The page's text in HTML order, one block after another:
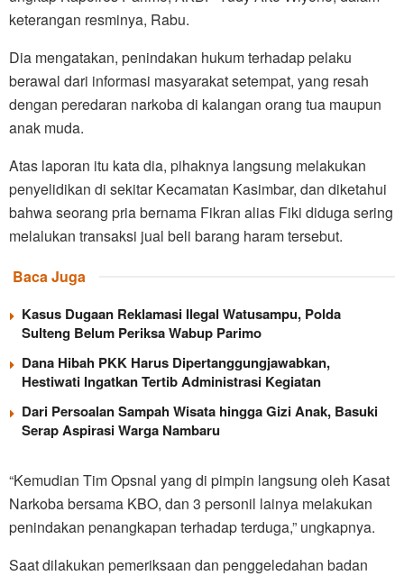
keterangan resminya, Rabu.
Dia mengatakan, penindakan hukum terhadap pelaku
berawal dari informasi masyarakat setempat, yang resah
dengan peredaran narkoba di kalangan orang tua maupun
anak muda.
Atas laporan itu kata dia, pihaknya langsung melakukan
penyelidikan di sekitar Kecamatan Kasimbar, dan diketahui
bahwa seorang pria bernama Fikran alias Fiki diduga sering
melalukan transaksi jual beli barang haram tersebut.
Baca Juga
Kasus Dugaan Reklamasi Ilegal Watusampu, Polda
Sulteng Belum Periksa Wabup Parimo
Dana Hibah PKK Harus Dipertanggungjawabkan,
Hestiwati Ingatkan Tertib Administrasi Kegiatan
Dari Persoalan Sampah Wisata hingga Gizi Anak, Basuki
Serap Aspirasi Warga Nambaru
“Kemudian Tim Opsnal yang di pimpin langsung oleh Kasat
Narkoba bersama KBO, dan 3 personil lainya melakukan
penindakan penangkapan terhadap terduga,” ungkapnya.
Saat dilakukan pemeriksaan dan penggeledahan badan